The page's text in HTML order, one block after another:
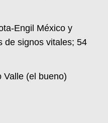
Engil México y
de signos vitales; 54
Valle (el bueno)